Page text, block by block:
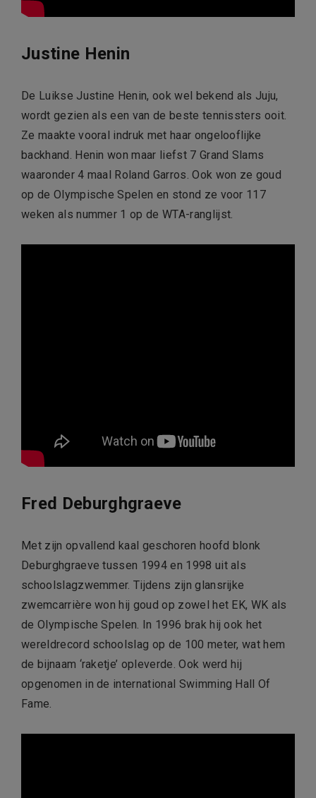
Justine Henin
De Luikse Justine Henin, ook wel bekend als Juju,
wordt gezien als een van de beste tennissters ooit.
Ze maakte vooral indruk met haar ongelooflijke
backhand. Henin won maar liefst 7 Grand Slams
waaronder 4 maal Roland Garros. Ook won ze goud
op de Olympische Spelen en stond ze voor 117
weken als nummer 1 op de WTA-ranglijst.
Fred Deburghgraeve
Met zijn opvallend kaal geschoren hoofd blonk
Deburghgraeve tussen 1994 en 1998 uit als
schoolslagzwemmer. Tijdens zijn glansrijke
zwemcarrière won hij goud op zowel het EK, WK als
de Olympische Spelen. In 1996 brak hij ook het
wereldrecord schoolslag op de 100 meter, wat hem
de bijnaam ‘raketje’ opleverde. Ook werd hij
opgenomen in de international Swimming Hall Of
Fame.